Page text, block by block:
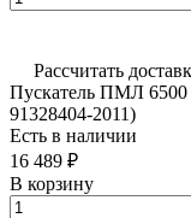
Рассчитать
Пускатель ПМЛ
91328404-2011)
Есть в наличии
16 489 ₽
В корзину